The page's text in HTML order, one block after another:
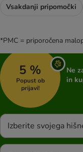
Vsakdanji pripomočki
*PMC = priporočena
5 %
Popust ob
prijavi!
Ne
in
Izberite svojega